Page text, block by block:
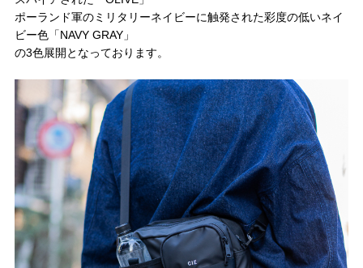
ポーランド軍のミリタリーネイビーに触発された彩度の低いネイ
ビー色「NAVY GRAY」
の3色展開となっております。